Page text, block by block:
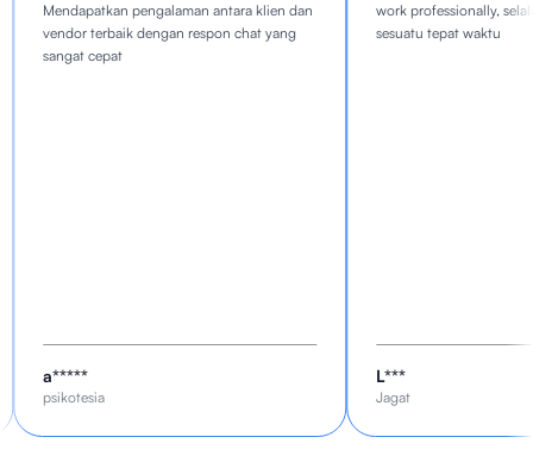
Mendapatkan pengalaman antara klien dan
vendor terbaik dengan respon chat yang
sangat cepat
a*****
psikotesia
work professionally,
sesuatu tepat waktu
L***
Jagat